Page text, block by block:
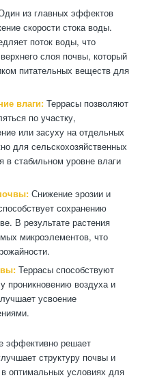
из главных эффектов
скорости стока воды.
поток воды, что
слоя почвы, который
питательных веществ для
влаги:Террасы позволяют
по участку,
или засуху на отдельных
для сельскохозяйственных
в стабильном уровне влаги
Снижение эрозии и
сохранению
В результате растения
микроэлементов, что
Террасы способствуют
проникновению воздуха и
усвоение
эффективно решает
структуру почвы и
оптимальных условиях для